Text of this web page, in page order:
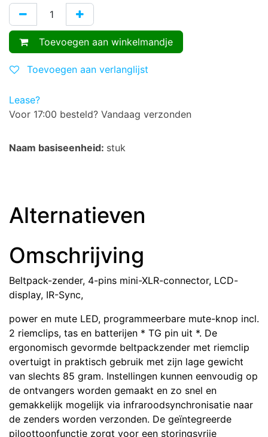
Toevoegen aan winkelmandje
Toevoegen aan verlanglijst
Lease?
Voor 17:00 besteld? Vandaag verzonden
Naam basiseenheid: stuk
Alternatieven
Omschrijving
Beltpack-zender, 4-pins mini-XLR-connector, LCD-
display, IR-Sync,
power en mute LED, programmeerbare mute-knop incl.
2 riemclips, tas en batterijen * TG pin uit *. De
ergonomisch gevormde beltpackzender met riemclip
overtuigt in praktisch gebruik met zijn lage gewicht
van slechts 85 gram. Instellingen kunnen eenvoudig op
de ontvangers worden gemaakt en zo snel en
gemakkelijk mogelijk via infraroodsynchronisatie naar
de zenders worden verzonden. De geïntegreerde
piloottoonfunctie zorgt voor een storingsvrije